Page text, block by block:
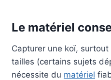
Le matériel
Capturer une koï,
tailles (certains sujets
nécessite du matériel